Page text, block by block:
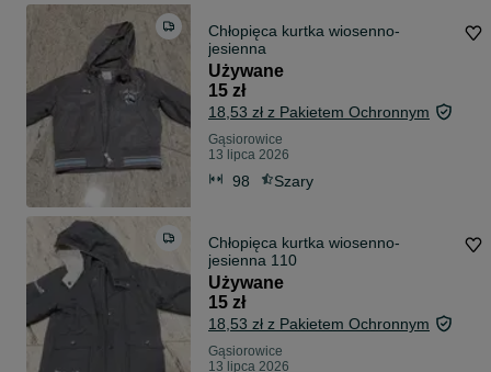
Chłopięca kurtka wiosenno-
jesienna
Używane
15 zł
18,53 zł z Pakietem Ochronnym
Gąsiorowice
13 lipca 2026
98 Szary
Chłopięca kurtka wiosenno-
jesienna 110
Używane
15 zł
18,53 zł z Pakietem Ochronnym
Gąsiorowice
13 lipca 2026